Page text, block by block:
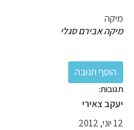
מיקה
מיקה אבירם סגלי
תגובות:
יעקב צאירי
12 יוני, 2012